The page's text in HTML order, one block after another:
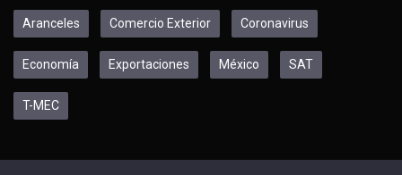
Aranceles Comercio Exterior Coronavirus
Economía Exportaciones México SAT
T-MEC